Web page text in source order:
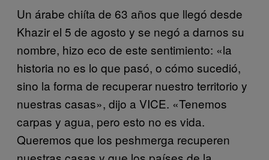
Un árabe chiíta de 63 años que llegó desde
Khazir el 5 de agosto y se negó a darnos su
nombre, hizo eco de este sentimiento: «la
historia no es lo que pasó, o cómo sucedió,
sino la forma de recuperar nuestro territorio y
nuestras casas», dijo a VICE. «Tenemos
carpas y agua, pero esto no es vida.
Queremos que los peshmerga recuperen